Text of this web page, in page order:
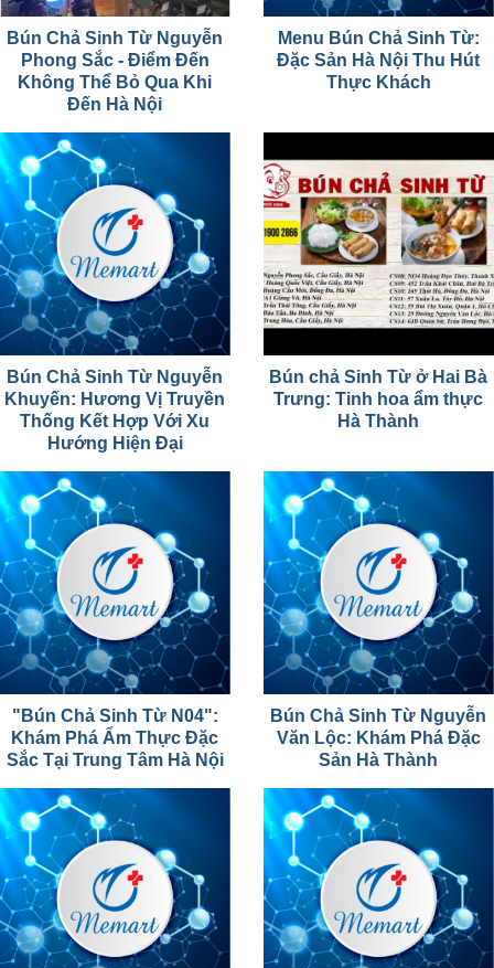
Bún Chả Sinh Từ Nguyễn
Phong Sắc - Điểm Đến
Không Thể Bỏ Qua Khi
Đến Hà Nội
Menu Bún Chả Sinh Từ:
Đặc Sản Hà Nội Thu Hút
Thực Khách
Bún Chả Sinh Từ Nguyễn
Khuyến: Hương Vị Truyền
Thống Kết Hợp Với Xu
Hướng Hiện Đại
Bún chả Sinh Từ ở Hai Bà
Trưng: Tinh hoa ẩm thực
Hà Thành
"Bún Chả Sinh Từ N04":
Khám Phá Ẩm Thực Đặc
Sắc Tại Trung Tâm Hà Nội
Bún Chả Sinh Từ Nguyễn
Văn Lộc: Khám Phá Đặc
Sản Hà Thành